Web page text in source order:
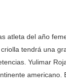
atleta del año
tendrá una
Yulimar
americano.